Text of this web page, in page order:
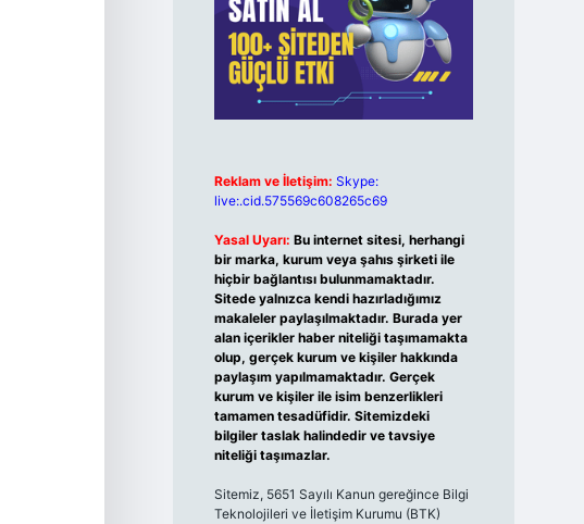
Reklam ve İletişim: Skype:
live:.cid.575569c608265c69
Yasal Uyarı: Bu internet sitesi, herhangi
bir marka, kurum veya şahıs şirketi ile
hiçbir bağlantısı bulunmamaktadır.
Sitede yalnızca kendi hazırladığımız
makaleler paylaşılmaktadır. Burada yer
alan içerikler haber niteliği taşımamakta
olup, gerçek kurum ve kişiler hakkında
paylaşım yapılmamaktadır. Gerçek
kurum ve kişiler ile isim benzerlikleri
tamamen tesadüfidir. Sitemizdeki
bilgiler taslak halindedir ve tavsiye
niteliği taşımazlar.
Sitemiz, 5651 Sayılı Kanun gereğince Bilgi
Teknolojileri ve İletişim Kurumu (BTK)